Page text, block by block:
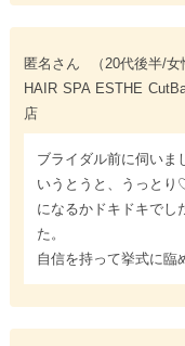
匿名さん
（20代後半/女
HAIR SPA ESTHE
店
ブライダル前に伺いま
いうとうと、うっとり
になるかドキドキでし
た。
自信を持って挙式に臨